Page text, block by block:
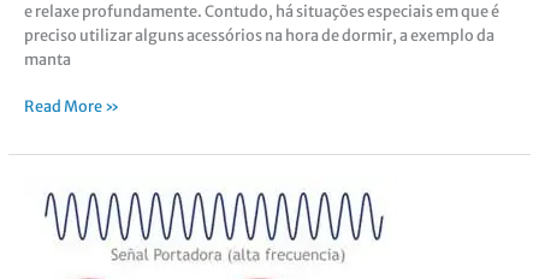
e relaxe profundamente. Contudo, há situações especiais em que é
preciso utilizar alguns acessórios na hora de dormir, a exemplo da
manta
Read More »
CEM
Campos
Eletromagnéticos